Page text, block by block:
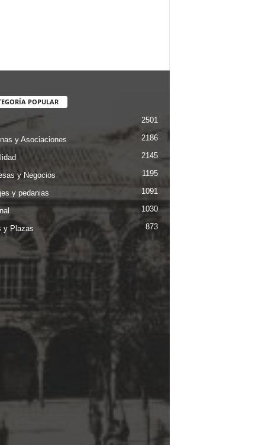
POPULAR
2501
y Asociaciones 2186
2145
y Negocios 1195
y pedanias 1091
1030
y Plazas 873